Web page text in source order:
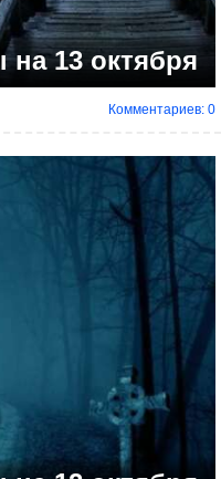
13 октября
Комментариев: 0